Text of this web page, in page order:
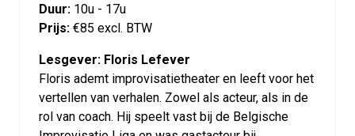
Duur: 10u - 17u
Prijs: €85 excl. BTW
Lesgever: Floris Lefever
Floris ademt improvisatietheater en leeft voor het
vertellen van verhalen. Zowel als acteur, als in de
rol van coach. Hij speelt vast bij de Belgische